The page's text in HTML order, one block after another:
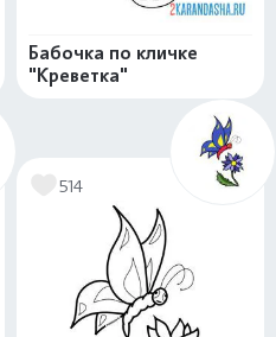
Бабочка по кличке
"Креветка"
514